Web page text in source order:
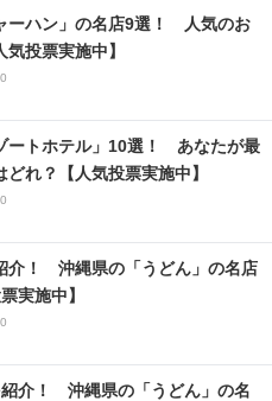
ーハン」の名店9選！ 人気のお
投票実施中】
ートホテル」10選！ あなたが最
れ？【人気投票実施中】
介！ 沖縄県の「うどん」の名店
実施中】
紹介！ 沖縄県の「うどん」の名